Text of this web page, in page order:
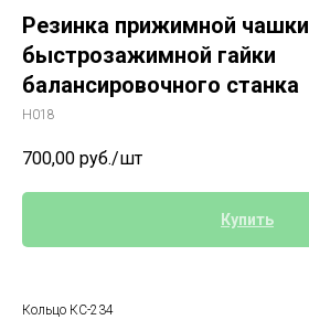
Резинка прижимной чашки
быстрозажимной гайки
балансировочного станка
Н018
700,00 руб./шт
Купить
Кольцо КС-234